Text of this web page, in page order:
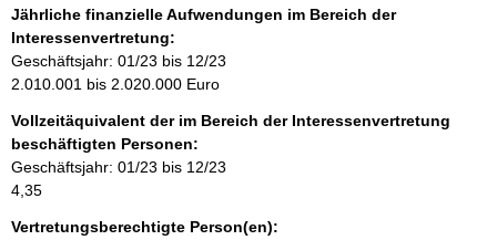
f
o
r
m
t
i
o
n
e
Jährliche finanzielle Aufwendungen im Bereich der
Interessenvertretung:
Geschäftsjahr: 01/23 bis 12/23
2.010.001 bis 2.020.000 Euro
Vollzeitäquivalent der im Bereich der Interessenvertretung
beschäftigten Personen:
Geschäftsjahr: 01/23 bis 12/23
4,35
Vertretungsberechtigte Person(en):